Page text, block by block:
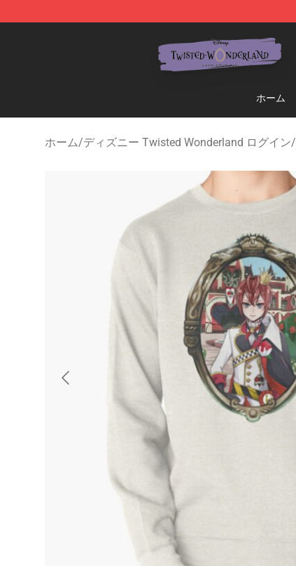
ホーム
ホーム/ディズニー Twisted Wonderland ログイン/